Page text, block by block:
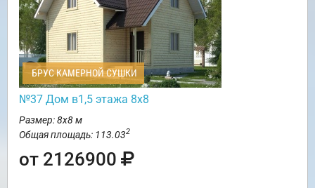
БРУС КАМЕРНОЙ СУШКИ
№37 Дом в1,5 этажа 8х8
Размер: 8х8 м
Общая площадь: 113.032
от 2126900